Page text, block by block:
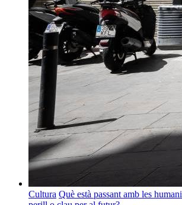
Cultura Què està passant amb les